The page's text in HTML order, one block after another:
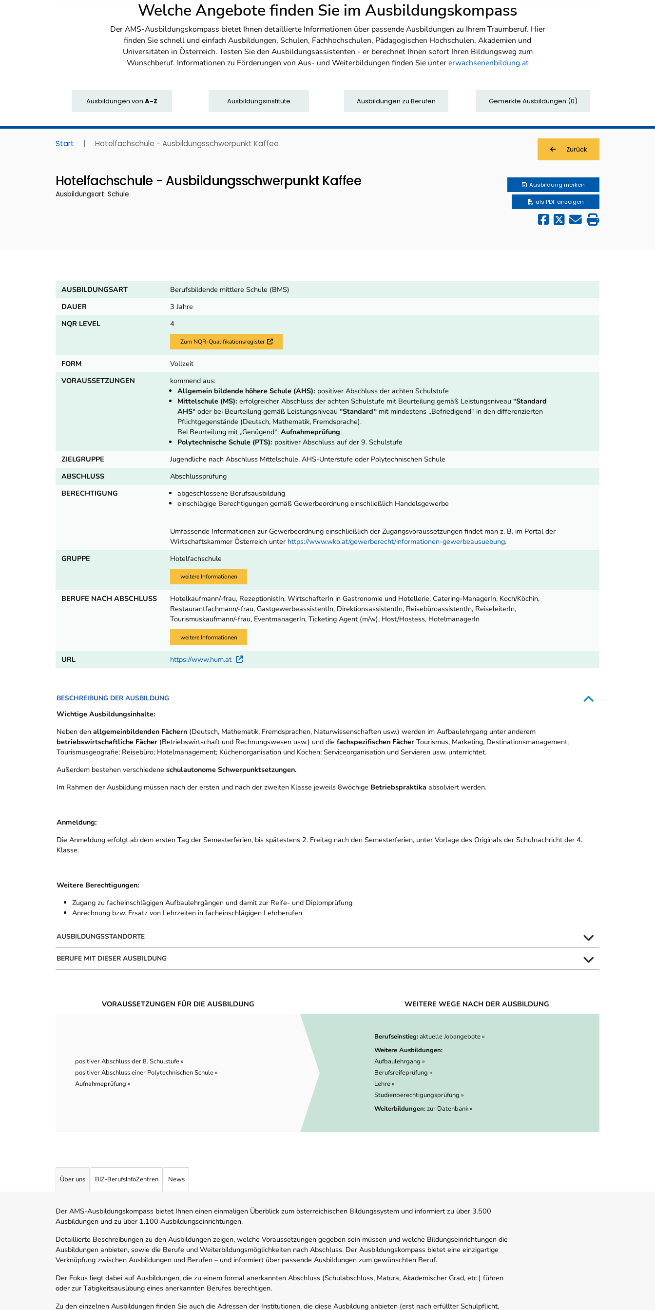
Welche Angebote finden Sie im Ausbildungskompass
Der AMS-Ausbildungskompass bietet Ihnen detaillierte Informationen über passende Ausbildungen zu Ihrem Traumberuf. Hier
finden Sie schnell und einfach Ausbildungen, Schulen, Fachhochschulen, Pädagogischen Hochschulen, Akademien und
Universitäten in Österreich. Testen Sie den Ausbildungsassistenten - er berechnet Ihnen sofort Ihren Bildungsweg zum
Wunschberuf. Informationen zu Förderungen von Aus- und Weiterbildungen finden Sie untererwachsenenbildung.at
Ausbildungen von A-Z Ausbildungsinstitute Ausbildungen zu Berufen Gemerkte Ausbildungen (0)
Start | Hotelfachschule - Ausbildungsschwerpunkt Kaffee
Zurück
Hotelfachschule - Ausbildungsschwerpunkt Kaffee
Ausbildungsart: Schule
Ausbildung merken
als PDF anzeigen
AUSBILDUNGSART
Berufsbildende mittlere Schule (BMS)
DAUER
3 Jahre
NQR LEVEL
4
Zum NQR-Qualifikationsregister Externer Link
FORM
Vollzeit
VORAUSSETZUNGEN
kommend aus:
Allgemein bildende höhere Schule (AHS): positiver Abschluss der achten Schulstufe
Mittelschule (MS): erfolgreicher Abschluss der achten Schulstufe mit Beurteilung gemäß Leistungsniveau“Standard
AHS“ oder bei Beurteilung gemäß Leistungsniveau“Standard“ mit mindestens „Befriedigend“ in den differenzierten
Pflichtgegenstände (Deutsch, Mathematik, Fremdsprache).
Bei Beurteilung mit „Genügend“:Aufnahmeprüfung.
Polytechnische Schule (PTS): positiver Abschluss auf der 9. Schulstufe
ZIELGRUPPE
Jugendliche nach Abschluss Mittelschule, AHS-Unterstufe oder Polytechnischen Schule
ABSCHLUSS
Abschlussprüfung
BERECHTIGUNG
abgeschlossene Berufsausbildung
einschlägige Berechtigungen gemäß Gewerbeordnung einschließlich Handelsgewerbe
Umfassende Informationen zur Gewerbeordnung einschließlich der Zugangsvoraussetzungen findet man z. B. im Portal der
Wirtschaftskammer Österreich unter https://www.wko.at/gewerberecht/informationen-gewerbeausuebung.
GRUPPE
Hotelfachschule
weitere Informationen
BERUFE NACH ABSCHLUSS
Hotelkaufmann/-frau, RezeptionistIn, WirtschafterIn in Gastronomie und Hotellerie, Catering-ManagerIn, Koch/Köchin,
Restaurantfachmann/-frau, GastgewerbeassistentIn, DirektionsassistentIn, ReisebüroassistentIn, ReiseleiterIn,
Tourismuskaufmann/-frau, EventmanagerIn, Ticketing Agent (m/w), Host/Hostess, HotelmanagerIn
weitere Informationen
URL https://www.hum.at Externer Link
BESCHREIBUNG DER AUSBILDUNG
Wichtige Ausbildungsinhalte:
Neben den allgemeinbildenden Fächern (Deutsch, Mathematik, Fremdsprachen, Naturwissenschaften usw.) werden im Aufbaulehrgang unter anderem
betriebswirtschaftliche Fächer (Betriebswirtschaft und Rechnungswesen usw.) und die fachspezifischen Fächer Tourismus, Marketing, Destinationsmanagement;
Tourismusgeografie; Reisebüro; Hotelmanagement; Küchenorganisation und Kochen; Serviceorganisation und Servieren usw. unterrichtet.
Außerdem bestehen verschiedene schulautonome Schwerpunktsetzungen.
Im Rahmen der Ausbildung müssen nach der ersten und nach der zweiten Klasse jeweils 8wöchige Betriebspraktika absolviert werden.
Anmeldung:
Die Anmeldung erfolgt ab dem ersten Tag der Semesterferien, bis spätestens 2. Freitag nach den Semesterferien, unter Vorlage des Originals der Schulnachricht der 4.
Klasse.
Weitere Berechtigungen:
Zugang zu facheinschlägigen Aufbaulehrgängen und damit zur Reife- und Diplomprüfung
Anrechnung bzw. Ersatz von Lehrzeiten in facheinschlägigen Lehrberufen
AUSBILDUNGSSTANDORTE
BERUFE MIT DIESER AUSBILDUNG
VORAUSSETZUNGEN FÜR DIE AUSBILDUNG
positiver Abschluss der 8. Schulstufe »
positiver Abschluss einer Polytechnischen Schule »
Aufnahmeprüfung »
WEITERE WEGE NACH DER AUSBILDUNG
Berufseinstieg:aktuelle Jobangebote »
Weitere Ausbildungen:
Aufbaulehrgang »
Berufsreifeprüfung »
Lehre »
Studienberechtigungsprüfung »
Weiterbildungen:zur Datenbank »
Über uns BIZ-BerufsInfoZentren News
Der AMS-Ausbildungskompass bietet Ihnen einen einmaligen Überblick zum österreichischen Bildungssystem und informiert zu über 3.500
Ausbildungen und zu über 1.100 Ausbildungseinrichtungen.
Detaillierte Beschreibungen zu den Ausbildungen zeigen, welche Voraussetzungen gegeben sein müssen und welche Bildungseinrichtungen die
Ausbildungen anbieten, sowie die Berufe und Weiterbildungsmöglichkeiten nach Abschluss. Der Ausbildungskompass bietet eine einzigartige
Verknüpfung zwischen Ausbildungen und Berufen – und informiert über passende Ausbildungen zum gewünschten Beruf.
Der Fokus liegt dabei auf Ausbildungen, die zu einem formal anerkannten Abschluss (Schulabschluss, Matura, Akademischer Grad, etc.) führen
oder zur Tätigkeitsausübung eines anerkannten Berufes berechtigen.
Zu den einzelnen Ausbildungen finden Sie auch die Adressen der Institutionen, die diese Ausbildung anbieten (erst nach erfüllter Schulpflicht,